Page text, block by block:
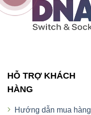
HỖ TRỢ KHÁCH
HÀNG
Hướng dẫn mua hàng